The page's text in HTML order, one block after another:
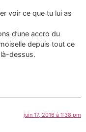
voir ce que tu lui as
d’une accro du
depuis tout ce
là-dessus.
juin 17, 2016 à 1:38 pm